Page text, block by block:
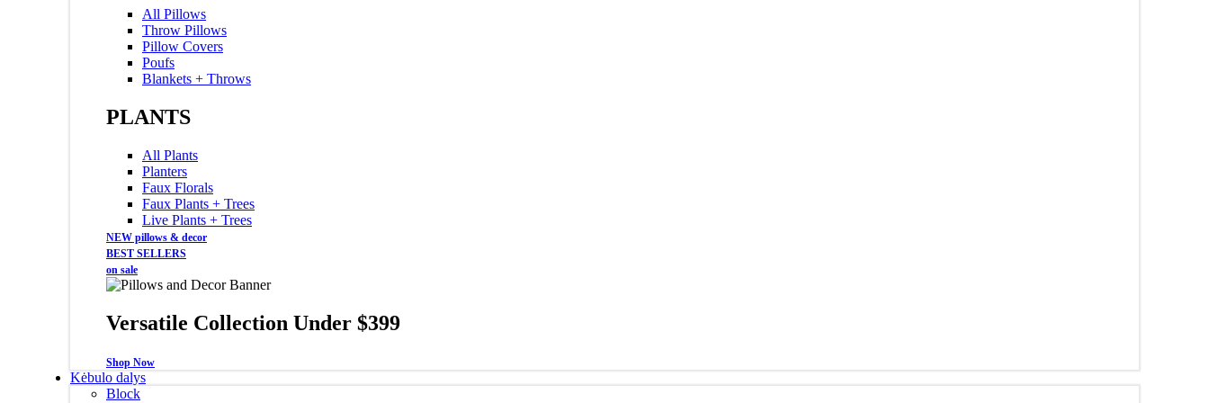
All Pillows
Throw Pillows
Pillow Covers
Poufs
Blankets + Throws
PLANTS
All Plants
Planters
Faux Florals
Faux Plants + Trees
Live Plants + Trees
NEW pillows & decor
BEST SELLERS
on sale
Versatile Collection Under $399
Shop Now
Kėbulo dalys
Block